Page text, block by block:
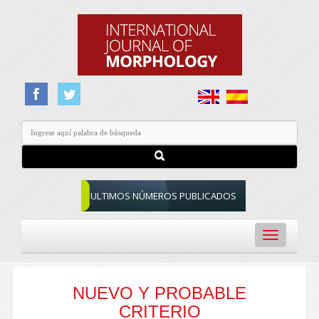
ULTIMOS NÚMEROS PUBLICADOS
Toggle
navigation
NUEVO Y PROBABLE
CRITERIO